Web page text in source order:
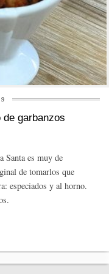
garbanzos
Santa es muy de
de tomarlos que
especiados y al horno.